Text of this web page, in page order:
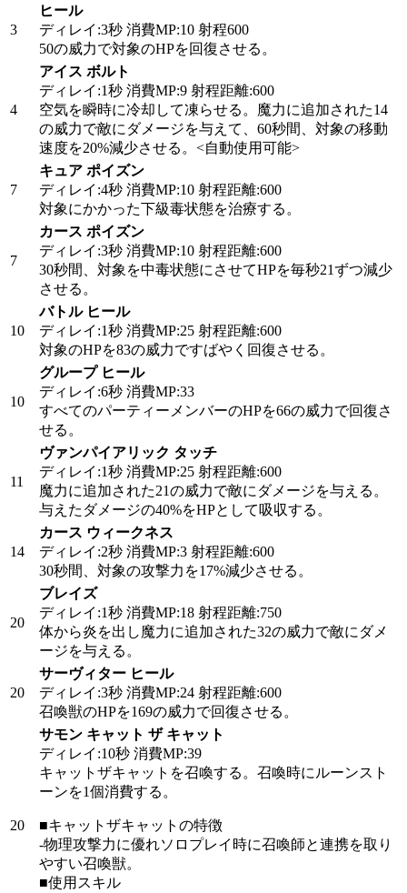
3
ヒール
ディレイ:3秒 消費MP:10 射程600
50の威力で対象のHPを回復させる。
4
アイス ボルト
ディレイ:1秒 消費MP:9 射程距離:600
空気を瞬時に冷却して凍らせる。魔力に追加された14
の威力で敵にダメージを与えて、60秒間、対象の移動
速度を20%減少させる。 <自動使用可能>
7
キュア ポイズン
ディレイ:4秒 消費MP:10 射程距離:600
対象にかかった下級毒状態を治療する。
7
カース ポイズン
ディレイ:3秒 消費MP:10 射程距離:600
30秒間、対象を中毒状態にさせてHPを毎秒21ずつ減少
させる。
10
バトル ヒール
ディレイ:1秒 消費MP:25 射程距離:600
対象のHPを83の威力ですばやく回復させる。
10
グループ ヒール
ディレイ:6秒 消費MP:33
すべてのパーティーメンバーのHPを66の威力で回復さ
せる。
11
ヴァンパイアリック タッチ
ディレイ:1秒 消費MP:25 射程距離:600
魔力に追加された21の威力で敵にダメージを与える。
与えたダメージの40%をHPとして吸収する。
14
カース ウィークネス
ディレイ:2秒 消費MP:3 射程距離:600
30秒間、対象の攻撃力を17%減少させる。
20
ブレイズ
ディレイ:1秒 消費MP:18 射程距離:750
体から炎を出し魔力に追加された32の威力で敵にダメ
ージを与える。
20
サーヴィター ヒール
ディレイ:3秒 消費MP:24 射程距離:600
召喚獣のHPを169の威力で回復させる。
20
サモン キャット ザ キャット
ディレイ:10秒 消費MP:39
キャットザキャットを召喚する。召喚時にルーンスト
ーンを1個消費する。
■キャットザキャットの特徴
-物理攻撃力に優れソロプレイ時に召喚師と連携を取り
やすい召喚獣。
■使用スキル